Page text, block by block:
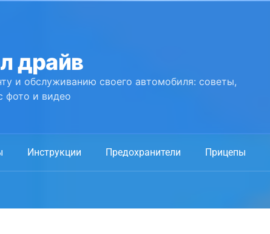
драйв
и обслуживанию своего автомобиля: советы,
фото и видео
Инструкции Предохранители Прицепы